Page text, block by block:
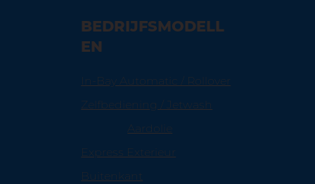
BEDRIJFSMODELL
EN
In-Bay Automatic / Rollover
Zelfbediening / Jetwash
Aardolie
Express Exterieur
Buitenkant